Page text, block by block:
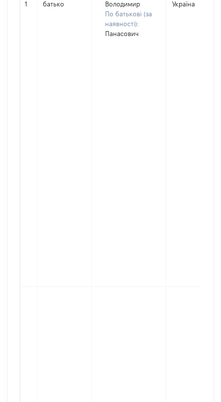
1 батько
Володимир
По батькові (за
наявності):
Панасович
Україна